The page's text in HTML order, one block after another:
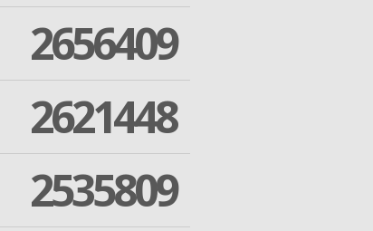
2656409
2621448
2535809